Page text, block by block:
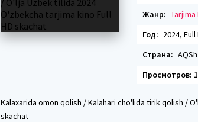
Жанр:
Год: 2024, Full
Страна: AQSh
Просмотров:
Kalaxarida omon qolish / Kalahari cho'lida tirik qolish /
skachat